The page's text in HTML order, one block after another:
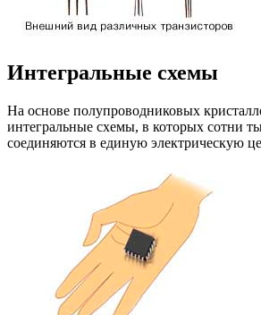
Интегральные схемы
На основе полупроводниковых
интегральные схемы, в которых сотни
соединяются в единую электрическую